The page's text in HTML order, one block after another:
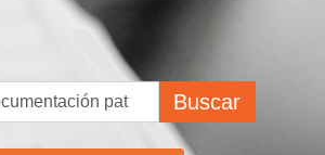
Buscar